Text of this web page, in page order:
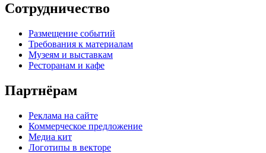
Сотрудничество
Размещение событий
Требования к материалам
Музеям и выставкам
Ресторанам и кафе
Партнёрам
Реклама на сайте
Коммерческое предложение
Медиа кит
Логотипы в векторе